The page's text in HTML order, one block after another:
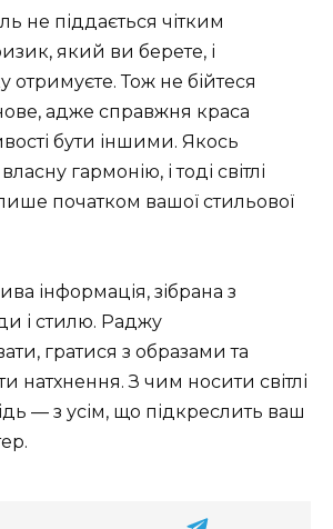
не піддається чітким
який ви берете, і
отримуєте. Тож не бійтеся
адже справжня краса
бути іншими. Якось
гармонію, і тоді світлі
початком вашої стильової
інформація, зібрана з
і стилю. Раджу
гратися з образами та
натхнення. З чим носити світлі
— з усім, що підкреслить ваш